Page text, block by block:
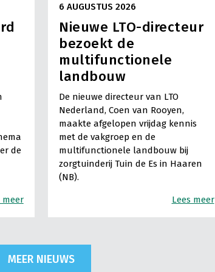
de
meer
6 AUGUSTUS 2026
Nieuwe LTO-directeur
bezoekt de
multifunctionele
landbouw
De nieuwe directeur van LTO
Nederland, Coen van Rooyen,
maakte afgelopen vrijdag kennis
met de vakgroep en de
multifunctionele landbouw bij
zorgtuinderij Tuin de Es in Haaren
(NB).
Lees meer
MEER NIEUWS